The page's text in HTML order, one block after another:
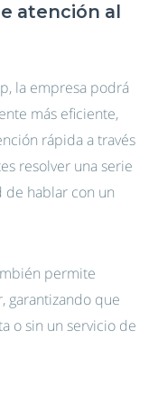
atención al
la empresa podrá
más eficiente,
rápida a través
resolver una serie
de hablar con un
permite
garantizando que
o sin un servicio de